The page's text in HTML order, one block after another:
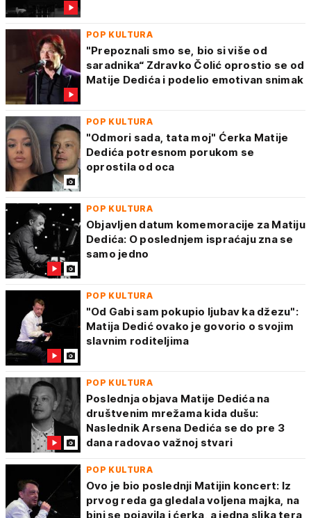
POP KULTURA
"Prepoznali smo se, bio si više od
saradnika“ Zdravko Čolić oprostio se od
Matije Dedića i podelio emotivan snimak
POP KULTURA
"Odmori sada, tata moj" Ćerka Matije
Dedića potresnom porukom se
oprostila od oca
POP KULTURA
Objavljen datum komemoracije za Matiju
Dedića: O poslednjem ispraćaju zna se
samo jedno
POP KULTURA
"Od Gabi sam pokupio ljubav ka džezu":
Matija Dedić ovako je govorio o svojim
slavnim roditeljima
POP KULTURA
Poslednja objava Matije Dedića na
društvenim mrežama kida dušu:
Naslednik Arsena Dedića se do pre 3
dana radovao važnoj stvari
POP KULTURA
Ovo je bio poslednji Matijin koncert: Iz
prvog reda ga gledala voljena majka, na
bini se pojavila i ćerka, a jedna slika tera